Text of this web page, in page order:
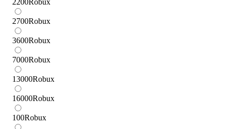
2700Robux
3600Robux
7000Robux
13000Robux
16000Robux
100Robux